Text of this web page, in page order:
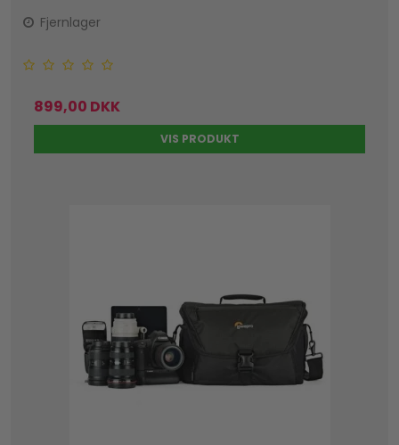
Fjernlager
899,00 DKK
VIS PRODUKT